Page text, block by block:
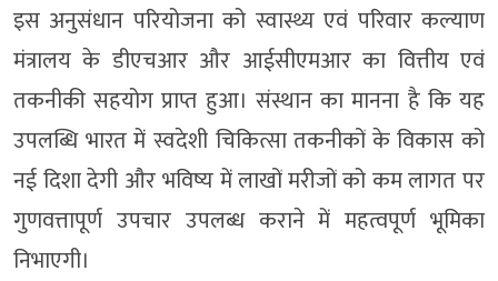
इस अनुसंधान परियोजना को स्वास्थ्य एवं परिवार कल्याण
मंत्रालय के डीएचआर और आईसीएमआर का वित्तीय एवं
तकनीकी सहयोग प्राप्त हुआ। संस्थान का मानना है कि यह
उपलब्धि भारत में स्वदेशी चिकित्सा तकनीकों के विकास को
नई दिशा देगी और भविष्य में लाखों मरीजों को कम लागत पर
गुणवत्तापूर्ण उपचार उपलब्ध कराने में महत्वपूर्ण भूमिका
निभाएगी।